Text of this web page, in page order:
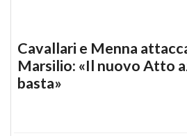
Cavallari e Menna
Marsilio: «Il nuovo Atto
basta»